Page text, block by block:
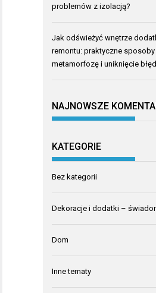
problemów z izolacją?
Jak odświeżyć wnętrze
remontu: praktyczne
metamorfozę i uniknięcie
NAJNOWSZE
KATEGORIE
Bez kategorii
Dekoracje i dodatki –
Dom
Inne tematy